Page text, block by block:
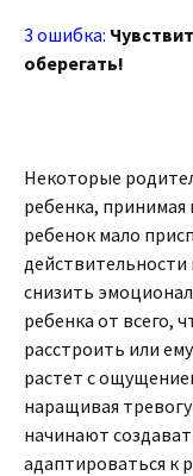
3 ошибка:
оберегать!
Некоторые
ребенка, принимая
ребенок мало
действительности
снизить
ребенка от всего,
расстроить или
растет с
наращивая
начинают
адаптироваться к